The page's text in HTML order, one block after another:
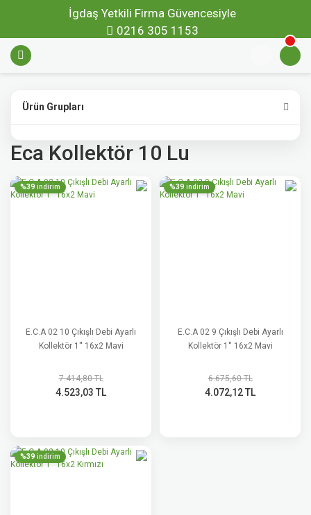
İgdaş Yetkili Firma Güvencesiyle
0216 305 1153
Ürün Grupları
Eca Kollektör 10 Lu
%39 indirim
E.C.A 02 10 Çıkışlı Debi Ayarlı
Kollektör 1'' 16x2 Mavi
7.414,80 TL
4.523,03 TL
%39 indirim
E.C.A 02 9 Çıkışlı Debi Ayarlı
Kollektör 1'' 16x2 Mavi
6.675,60 TL
4.072,12 TL
%39 indirim